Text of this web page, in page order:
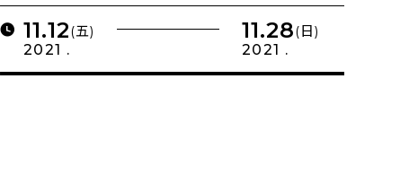
11.12(五)
2021 .
11.28(日)
2021 .